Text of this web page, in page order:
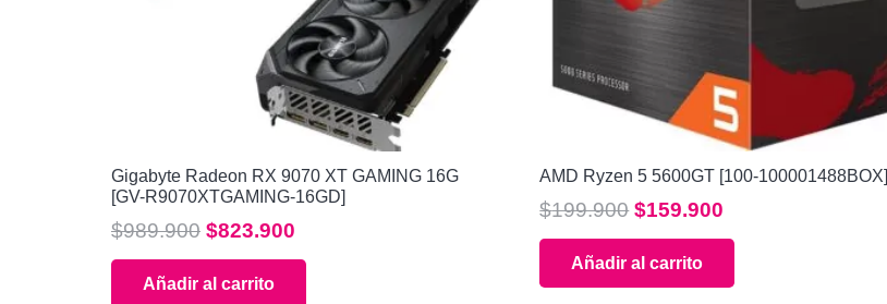
Gigabyte Radeon RX 9070 XT GAMING 16G
[GV-R9070XTGAMING-16GD]
$989.900 El
precio
original
$823.900
precio
Añadir al carrito
AMD Ryzen 5 5600GT [100-100001488BOX]
$199.900 El
precio
original
era:
$159.900
precio
es:
Añadir al carrito